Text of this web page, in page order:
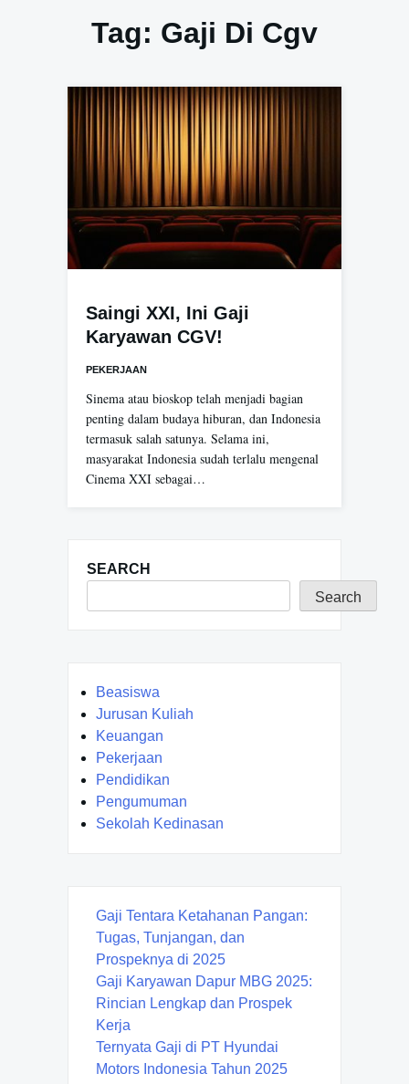
Tag: Gaji Di Cgv
Saingi XXI, Ini Gaji
Karyawan CGV!
PEKERJAAN
Sinema atau bioskop telah menjadi bagian
penting dalam budaya hiburan, dan Indonesia
termasuk salah satunya. Selama ini,
masyarakat Indonesia sudah terlalu mengenal
Cinema XXI sebagai…
SEARCH
Search
Beasiswa
Jurusan Kuliah
Keuangan
Pekerjaan
Pendidikan
Pengumuman
Sekolah Kedinasan
Gaji Tentara Ketahanan Pangan:
Tugas, Tunjangan, dan
Prospeknya di 2025
Gaji Karyawan Dapur MBG 2025:
Rincian Lengkap dan Prospek
Kerja
Ternyata Gaji di PT Hyundai
Motors Indonesia Tahun 2025